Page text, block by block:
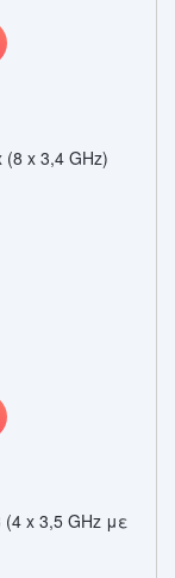
(8 x 3,4 GHz)
(4 x 3,5 GHz με